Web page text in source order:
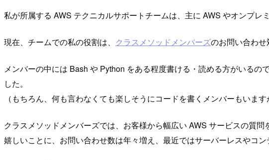
私が所属する AWS テクニカルサポートチームは、主に AWS やオンプレ
現在、チームでの私の役割は、 クラスメソッドメンバーズのお問い合わせ
メンバーの中には Bash や Python をある程度書ける・読める方がいる
した。
（もちろん、何も言わなくても楽しそうにコードを書くメンバーもいま
クラスメソッドメンバーズでは、お客様から幅広い AWS サービスの質問
嬉しいことに、お問い合わせ数は年々増え、最近ではサーバーレスやコン